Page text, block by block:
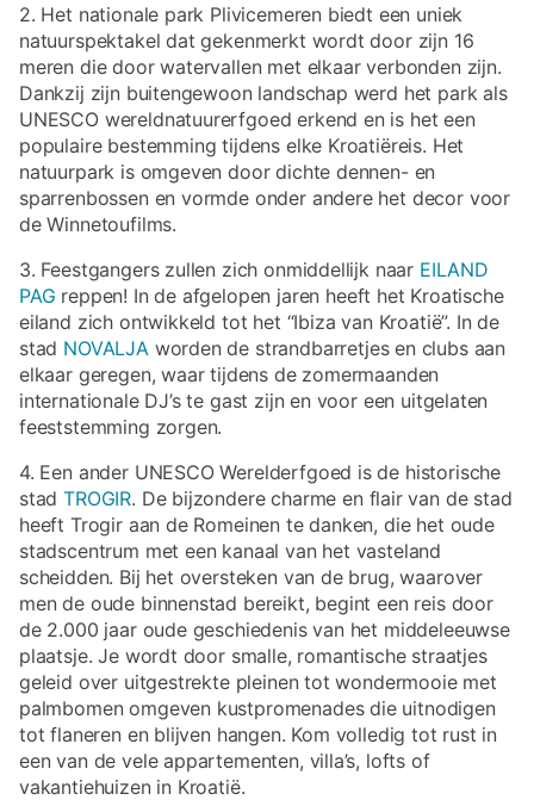
2. Het nationale park Plivicemeren biedt een uniek
natuurspektakel dat gekenmerkt wordt door zijn 16
meren die door watervallen met elkaar verbonden zijn.
Dankzij zijn buitengewoon landschap werd het park als
UNESCO wereldnatuurerfgoed erkend en is het een
populaire bestemming tijdens elke Kroatiëreis. Het
natuurpark is omgeven door dichte dennen- en
sparrenbossen en vormde onder andere het decor voor
de Winnetoufilms.
3. Feestgangers zullen zich onmiddellijk naar EILAND
PAG reppen! In de afgelopen jaren heeft het Kroatische
eiland zich ontwikkeld tot het “Ibiza van Kroatië”. In de
stad NOVALJA worden de strandbarretjes en clubs aan
elkaar geregen, waar tijdens de zomermaanden
internationale DJ’s te gast zijn en voor een uitgelaten
feeststemming zorgen.
4. Een ander UNESCO Werelderfgoed is de historische
stadTROGIR. De bijzondere charme en flair van de stad
heeft Trogir aan de Romeinen te danken, die het oude
stadscentrum met een kanaal van het vasteland
scheidden. Bij het oversteken van de brug, waarover
men de oude binnenstad bereikt, begint een reis door
de 2.000 jaar oude geschiedenis van het middeleeuwse
plaatsje. Je wordt door smalle, romantische straatjes
geleid over uitgestrekte pleinen tot wondermooie met
palmbomen omgeven kustpromenades die uitnodigen
tot flaneren en blijven hangen. Kom volledig tot rust in
een van de vele appartementen, villa’s, lofts of
vakantiehuizen in Kroatië.